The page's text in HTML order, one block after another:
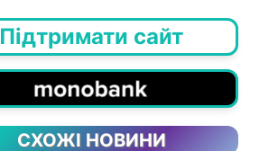
Підтримати сайт
СХОЖІ НОВИНИ